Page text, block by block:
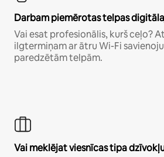
Darbam piemērotas telpas
Vai esat profesionālis, kurš ceļo?
ilgtermiņam ar ātru Wi-Fi
paredzētām telpām.
Vai meklējat viesnīcas tipa